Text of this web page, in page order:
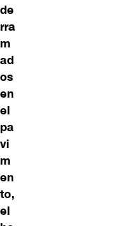
de
rra
m
ad
os
en
el
pa
vi
m
en
to,
el